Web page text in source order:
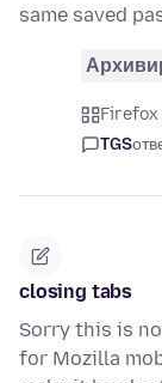
same saved
TGS
closing tabs
Sorry this is
for Mozilla